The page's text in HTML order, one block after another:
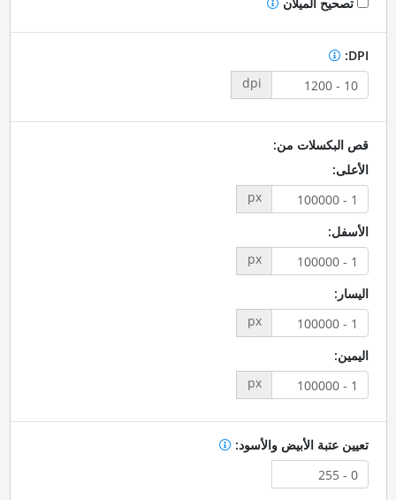
تصحيح الميلان
DPI:
dpi
قص البكسلات من:
الأعلى:
px
الأسفل:
px
اليسار:
px
اليمين:
px
تعيين عتبة الأبيض والأسود: